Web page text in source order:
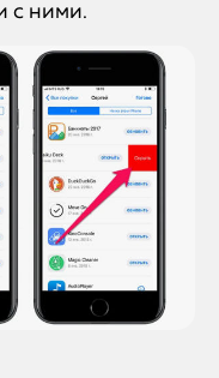
с ними.